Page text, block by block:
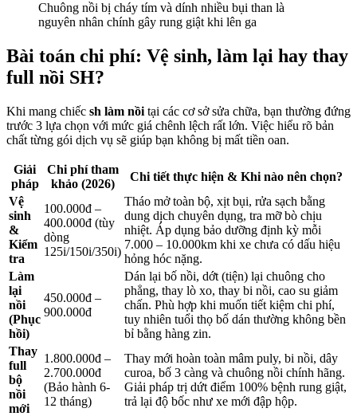
Chuông nồi bị cháy tím và dính nhiều bụi than là
nguyên nhân chính gây rung giật khi lên ga
Bài toán chi phí: Vệ sinh, làm lại hay thay
full nồi SH?
Khi mang chiếc sh làm nồi tại các cơ sở sửa chữa, bạn thường đứng
trước 3 lựa chọn với mức giá chênh lệch rất lớn. Việc hiểu rõ bản
chất từng gói dịch vụ sẽ giúp bạn không bị mất tiền oan.
Giải
pháp
Chi phí tham
khảo (2026)
Chi tiết thực hiện & Khi nào nên chọn?
Vệ
sinh
&
Kiểm
tra
100.000đ –
400.000đ (tùy
dòng
125i/150i/350i)
Tháo mở toàn bộ, xịt bụi, rửa sạch bằng
dung dịch chuyên dụng, tra mỡ bò chịu
nhiệt. Áp dụng bảo dưỡng định kỳ mỗi
7.000 – 10.000km khi xe chưa có dấu hiệu
hỏng hóc nặng.
Làm
lại
nồi
(Phục
hồi)
450.000đ –
900.000đ
Dán lại bố nồi, dớt (tiện) lại chuông cho
phẳng, thay lò xo, thay bi nồi, cao su giảm
chấn. Phù hợp khi muốn tiết kiệm chi phí,
tuy nhiên tuổi thọ bố dán thường không bền
bỉ bằng hàng zin.
Thay
full
bộ
nồi
mới
1.800.000đ –
2.700.000đ
(Bảo hành 6-
12 tháng)
Thay mới hoàn toàn mâm puly, bi nồi, dây
curoa, bố 3 càng và chuông nồi chính hãng.
Giải pháp trị dứt điểm 100% bệnh rung giật,
trả lại độ bốc như xe mới đập hộp.